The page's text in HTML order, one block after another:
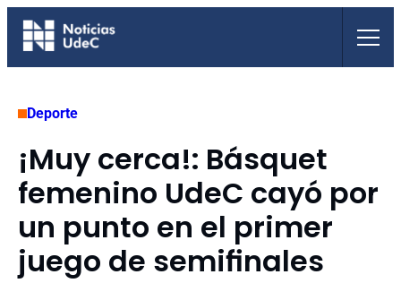
Saltar
Deporte
¡Muy cerca!: Básquet
femenino UdeC cayó por
un punto en el primer
juego de semifinales